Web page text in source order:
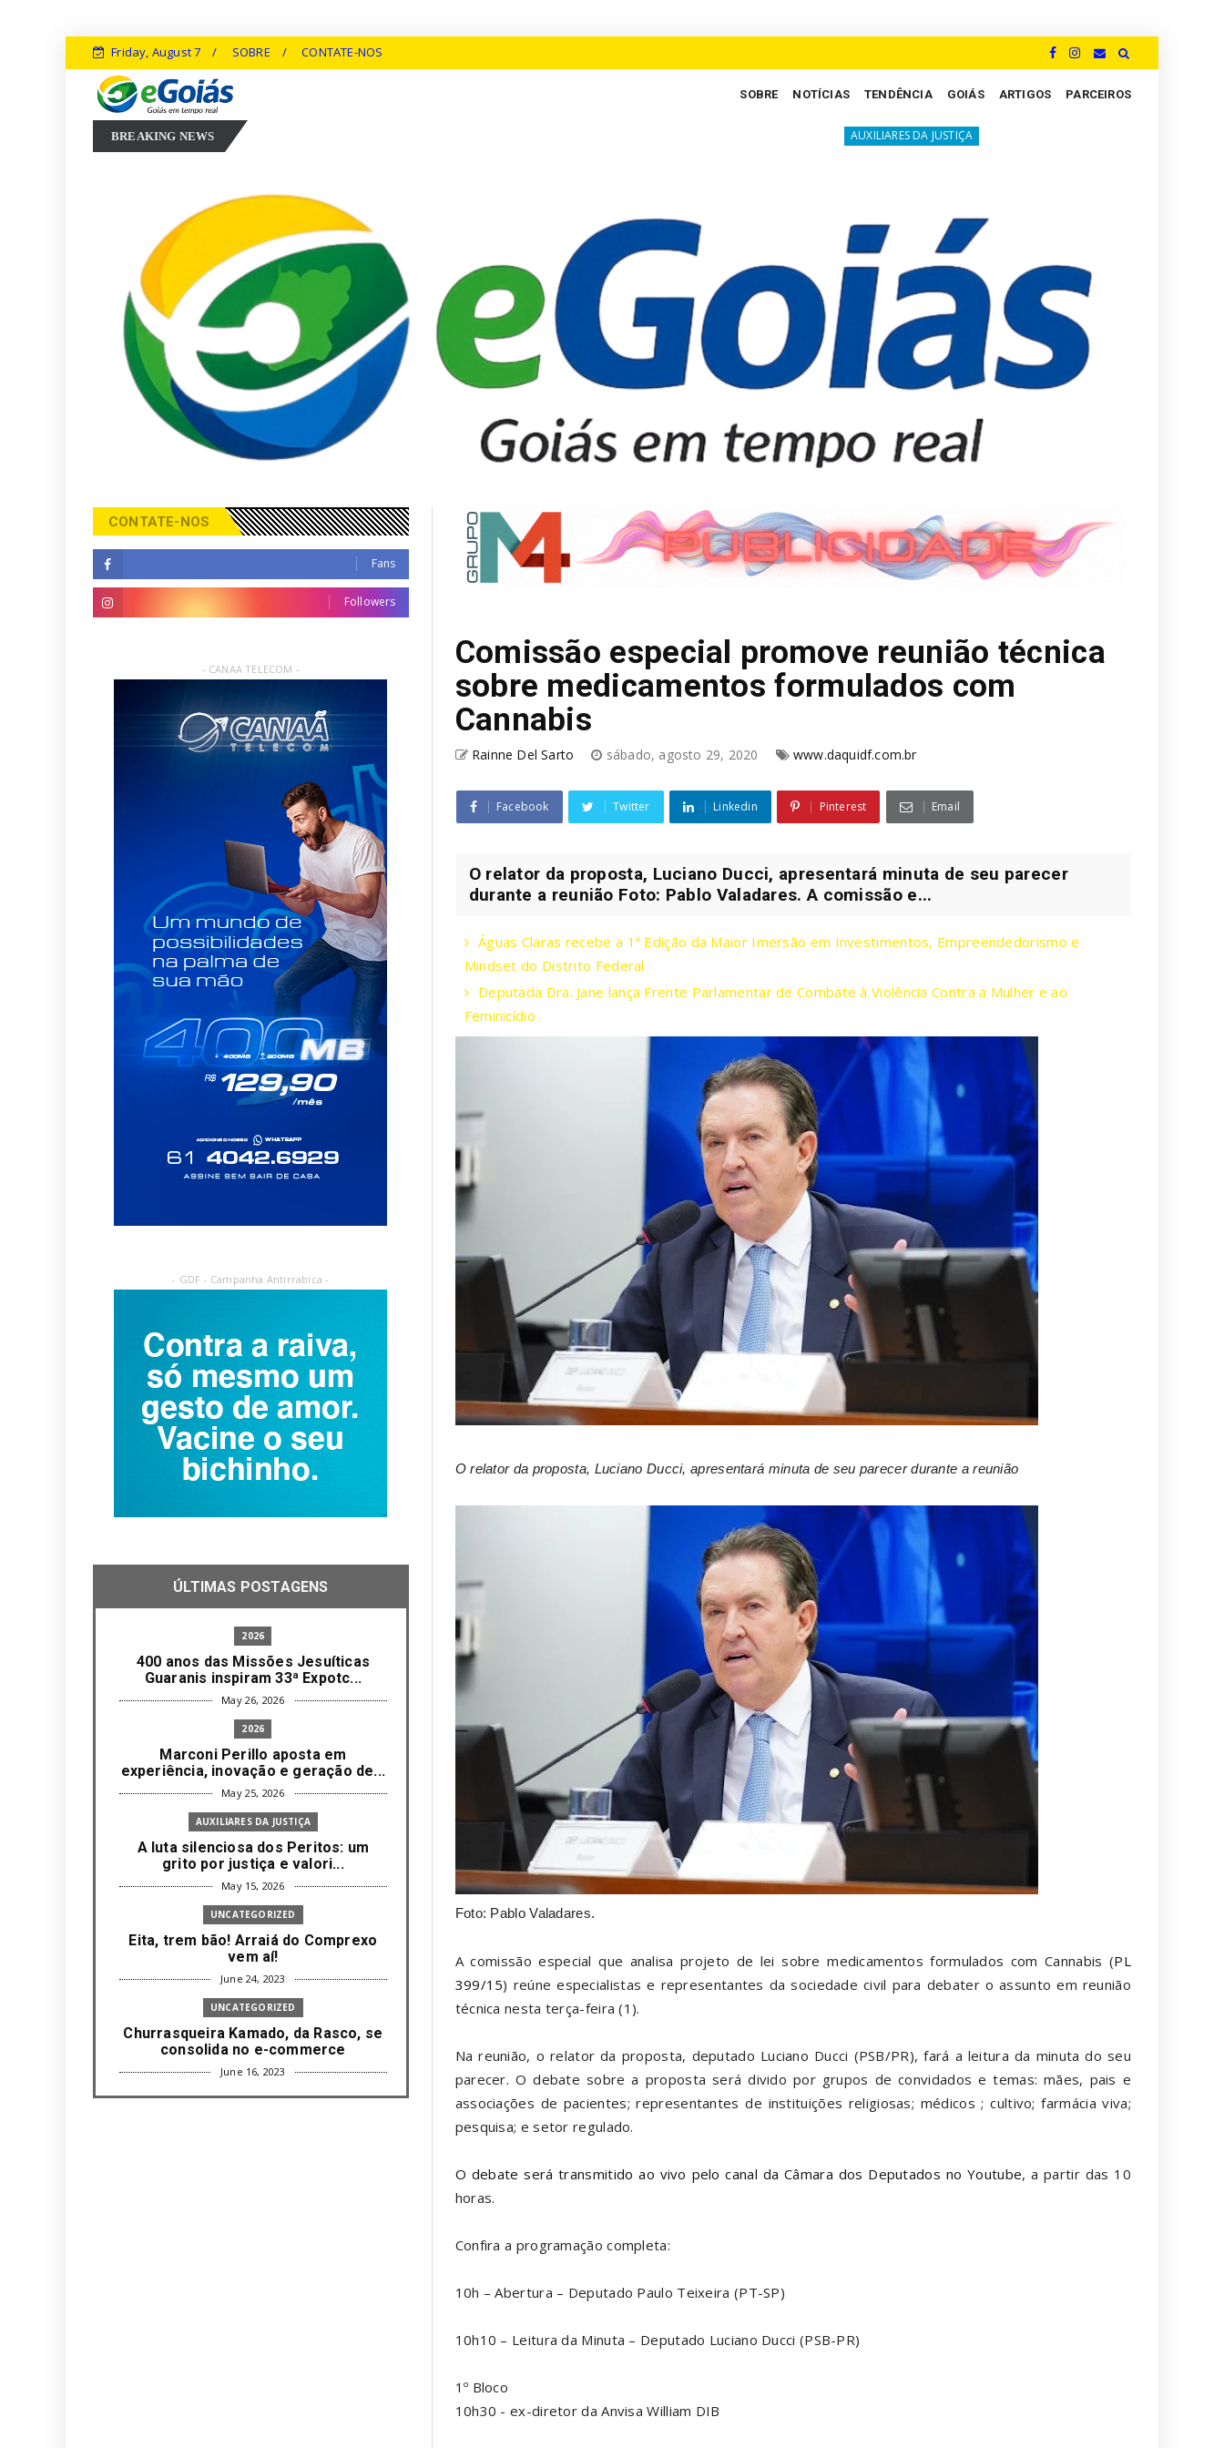
Friday, August 7 SOBRE CONTATE-NOS
SOBRE NOTÍCIAS TENDÊNCIA GOIÁS ARTIGOS PARCEIROS
BREAKING NEWS
Perillo aposta em experiência, inovação e geração de empregos para defender novo ciclo de crescimento em Goiás AUXILIARES DA JUSTIÇA A luta silenciosa dos Peritos: um grito por justiça e
Comissão especial promove reunião técnica
sobre medicamentos formulados com
Cannabis
Rainne Del Sarto sábado, agosto 29, 2020 www.daquidf.com.br
Facebook Twitter Linkedin Pinterest Email
O relator da proposta, Luciano Ducci, apresentará minuta de seu parecer
durante a reunião Foto: Pablo Valadares. A comissão e...
Águas Claras recebe a 1ª Edição da Maior Imersão em Investimentos, Empreendedorismo e
Mindset do Distrito Federal
Deputada Dra. Jane lança Frente Parlamentar de Combate à Violência Contra a Mulher e ao
Feminicídio
O relator da proposta, Luciano Ducci, apresentará minuta de seu parecer durante a reunião
Foto: Pablo Valadares.
A comissão especial que analisa projeto de lei sobre medicamentos formulados com Cannabis (PL
399/15) reúne especialistas e representantes da sociedade civil para debater o assunto em reunião
técnica nesta terça-feira (1).
Na reunião, o relator da proposta, deputado Luciano Ducci (PSB/PR), fará a leitura da minuta do seu
parecer. O debate sobre a proposta será divido por grupos de convidados e temas: mães, pais e
associações de pacientes; representantes de instituições religiosas; médicos ; cultivo; farmácia viva;
pesquisa; e setor regulado.
O debate será transmitido ao vivo pelo canal da Câmara dos Deputados no Youtube, a partir das 10
horas.
Confira a programação completa:
10h – Abertura – Deputado Paulo Teixeira (PT-SP)
10h10 – Leitura da Minuta – Deputado Luciano Ducci (PSB-PR)
1º Bloco
10h30 - ex-diretor da Anvisa William DIB
CONTATE-NOS
Fans
Followers
- CANAA TELECOM -
- GDF - Campanha Antirrabica -
ÚLTIMAS POSTAGENS
2026
400 anos das Missões Jesuíticas
Guaranis inspiram 33ª Expotc...
May 26, 2026
2026
Marconi Perillo aposta em
experiência, inovação e geração de...
May 25, 2026
AUXILIARES DA JUSTIÇA
A luta silenciosa dos Peritos: um
grito por justiça e valori...
May 15, 2026
UNCATEGORIZED
Eita, trem bão! Arraiá do Comprexo
vem aí!
June 24, 2023
UNCATEGORIZED
Churrasqueira Kamado, da Rasco, se
consolida no e-commerce
June 16, 2023
UNCATEGORIZED